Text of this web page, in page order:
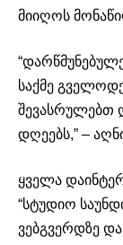
მიიღოს
საქმე
შევასრულებთ
დღეებს,” –
ყველა
“სტუდიო
ვებგვერდზე